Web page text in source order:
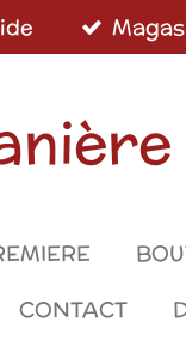
CONTACT